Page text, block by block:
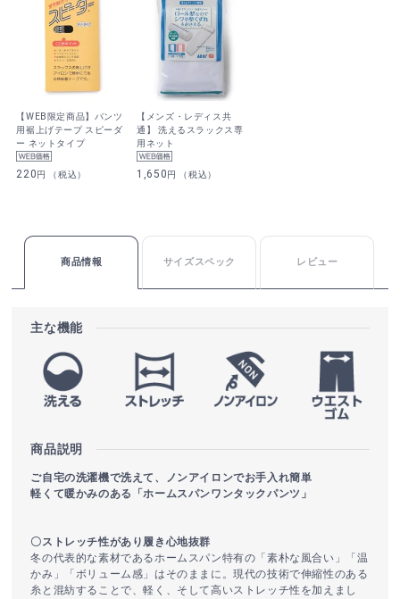
【WEB限定商品】パンツ
用裾上げテープ スピーダ
ー ネットタイプ
220円 （税込）
【メンズ・レディス共
通】 洗えるスラックス専
用ネット
1,650円 （税込）
商品情報 サイズスペック レビュー
主な機能
商品説明
ご自宅の洗濯機で洗えて、ノンアイロンでお手入れ簡単
軽くて暖かみのある「ホームスパンワンタックパンツ」
〇ストレッチ性があり履き心地抜群
冬の代表的な素材であるホームスパン特有の「素朴な風合い」「温
かみ」「ボリューム感」はそのままに。現代の技術で伸縮性のある
糸と混紡することで、軽く、そして高いストレッチ性を加えまし